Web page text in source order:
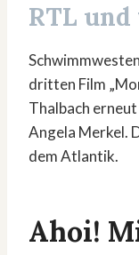
RTL und
dritten Film
Thalbach
Angela Merkel.
dem Atlantik.
Ahoi!